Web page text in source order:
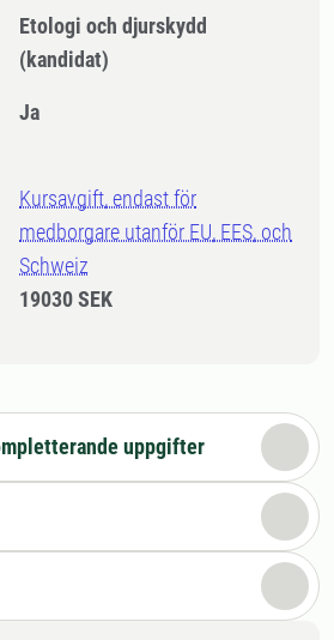
Etologi och djurskydd
(kandidat)
Ja
Kursavgift, endast för
medborgare utanför EU, EES, och
Schweiz
19030 SEK
uppgifter